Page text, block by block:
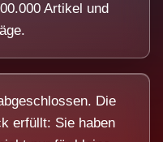
Artikel und
Die
erfüllt: Sie haben